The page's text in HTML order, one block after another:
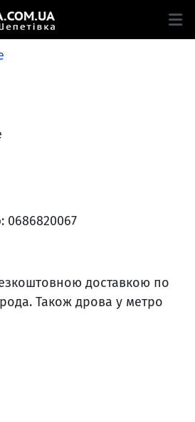
: 0686820067
доставкою по
Також дрова у метро